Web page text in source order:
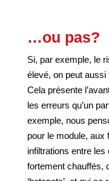
…ou pas?
Si, par exemple, le
élevé, on peut aussi
Cela présente
les erreurs qu’un
exemple, nous
pour le module, aux
infiltrations entre
fortement chauffés,